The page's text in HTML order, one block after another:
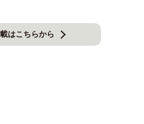
はこちらから